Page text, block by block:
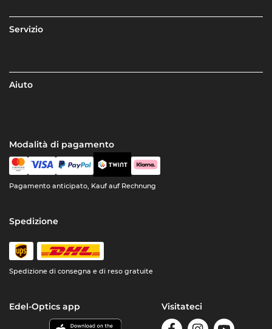
Servizio
Aiuto
Modalità di pagamento
Pagamento anticipato, Kauf auf Rechnung
Spedizione
Spedizione di consegna e di reso gratuite
Edel-Optics app Visitateci